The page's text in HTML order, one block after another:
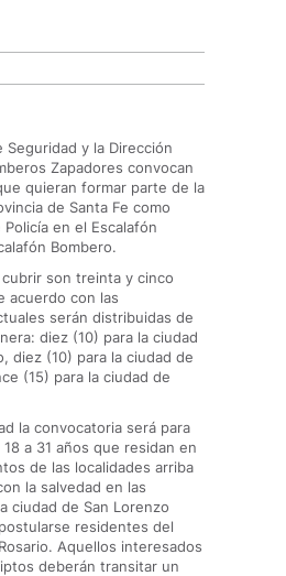
Seguridad y la Dirección
Zapadores convocan
quieran formar parte de la
de Santa Fe como
en el Escalafón
Bombero.
cubrir son treinta y cinco
acuerdo con las
serán distribuidas de
diez (10) para la ciudad
diez (10) para la ciudad de
(15) para la ciudad de
la convocatoria será para
a 31 años que residan en
de las localidades arriba
la salvedad en las
ciudad de San Lorenzo
residentes del
Aquellos interesados
deberán transitar un